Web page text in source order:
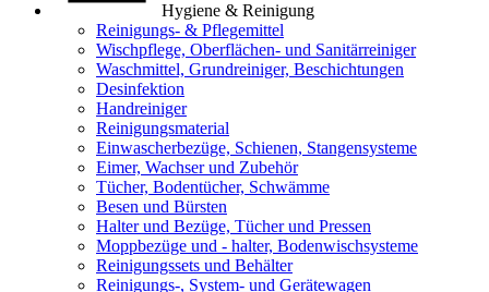
Hygiene & Reinigung
Reinigungs- & Pflegemittel
Wischpflege, Oberflächen- und Sanitärreiniger
Waschmittel, Grundreiniger, Beschichtungen
Desinfektion
Handreiniger
Reinigungsmaterial
Einwascherbezüge, Schienen, Stangensysteme
Eimer, Wachser und Zubehör
Tücher, Bodentücher, Schwämme
Besen und Bürsten
Halter und Bezüge, Tücher und Pressen
Moppbezüge und - halter, Bodenwischsysteme
Reinigungssets und Behälter
Reinigungs-, System- und Gerätewagen